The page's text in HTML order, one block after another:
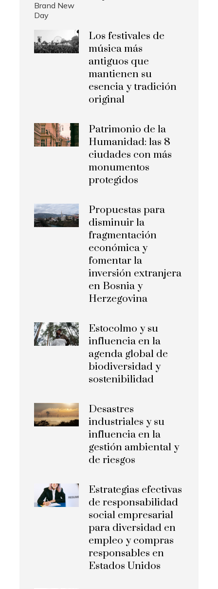
Los festivales de
música más
antiguos que
mantienen su
esencia y tradición
original
Patrimonio de la
Humanidad: las 8
ciudades con más
monumentos
protegidos
Propuestas para
disminuir la
fragmentación
económica y
fomentar la
inversión extranjera
en Bosnia y
Herzegovina
Estocolmo y su
influencia en la
agenda global de
biodiversidad y
sostenibilidad
Desastres
industriales y su
influencia en la
gestión ambiental y
de riesgos
Estrategias efectivas
de responsabilidad
social empresarial
para diversidad en
empleo y compras
responsables en
Estados Unidos